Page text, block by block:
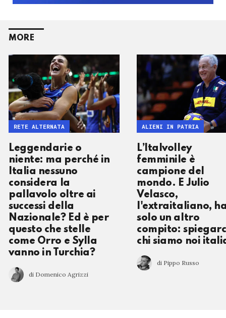
MORE
Leggendarie o
niente: ma perché in
Italia nessuno
considera la
pallavolo oltre ai
successi della
Nazionale? Ed è per
questo che stelle
come Orro e Sylla
vanno in Turchia?
di Domenico Agrizzi
RETE ALTERNATA
L’Italvolley
femminile è
campione del
mondo. E Julio
Velasco,
l'extraitaliano,
solo un altro
compito:
chi siamo noi
di Pippo Russo
ALIENI IN PATRIA